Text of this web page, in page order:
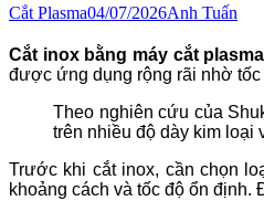
Cắt Plasma04/07/2026Anh Tuấn
Cắt inox bằng máy cắt plasma
được ứng dụng rộng rãi nhờ
Theo nghiên cứu của
trên nhiều độ dày kim loại
Trước khi cắt inox, cần chọn
khoảng cách và tốc độ ổn